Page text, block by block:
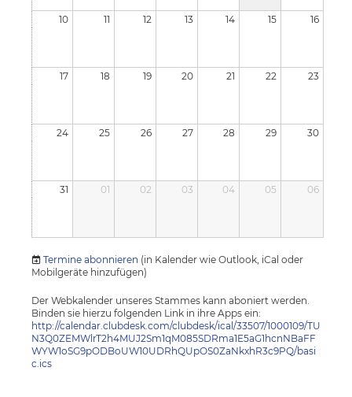
10 11 12 13 14 15 16
17 18 19 20 21 22 23
24 25 26 27 28 29 30
31 01 02 03 04 05 06
Termine abonnieren (in Kalender wie Outlook, iCal oder
Mobilgeräte hinzufügen)
Der Webkalender unseres Stammes kann aboniert werden.
Binden sie hierzu folgenden Link in ihre Apps ein:
http://calendar.clubdesk.com/clubdesk/ical/33507/1000109/TU
N3Q0ZEMWlrT2h4MUJ2Sm1qM085SDRma1E5aG1hcnNBaFF
WYW1oSG9pODBoUW10UDRhQUpOS0ZaNkxhR3c9PQ/basi
c.ics